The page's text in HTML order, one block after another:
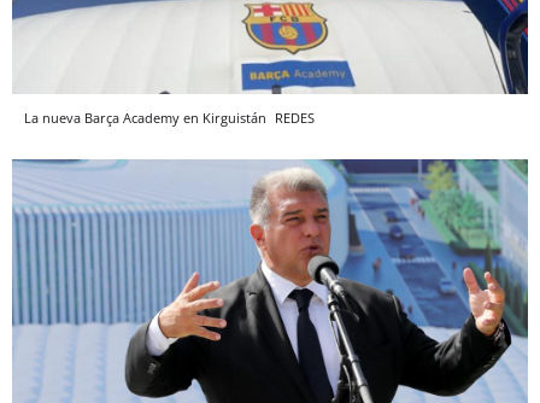
La nueva Barça Academy en Kirguistán REDES